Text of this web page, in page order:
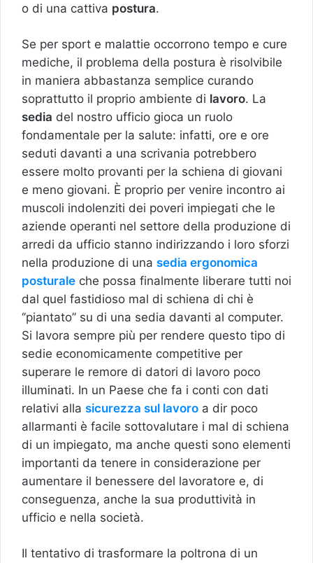
o di una cattiva postura.
Se per sport e malattie occorrono tempo e cure
mediche, il problema della postura è risolvibile
in maniera abbastanza semplice curando
soprattutto il proprio ambiente di lavoro. La
sedia del nostro ufficio gioca un ruolo
fondamentale per la salute: infatti, ore e ore
seduti davanti a una scrivania potrebbero
essere molto provanti per la schiena di giovani
e meno giovani. È proprio per venire incontro ai
muscoli indolenziti dei poveri impiegati che le
aziende operanti nel settore della produzione di
arredi da ufficio stanno indirizzando i loro sforzi
nella produzione di una sedia ergonomica
posturale che possa finalmente liberare tutti noi
dal quel fastidioso mal di schiena di chi è
‘’piantato’’ su di una sedia davanti al computer.
Si lavora sempre più per rendere questo tipo di
sedie economicamente competitive per
superare le remore di datori di lavoro poco
illuminati. In un Paese che fa i conti con dati
relativi alla sicurezza sul lavoro a dir poco
allarmanti è facile sottovalutare i mal di schiena
di un impiegato, ma anche questi sono elementi
importanti da tenere in considerazione per
aumentare il benessere del lavoratore e, di
conseguenza, anche la sua produttività in
ufficio e nella società.
Il tentativo di trasformare la poltrona di un